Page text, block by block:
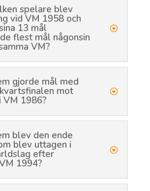
spelare blev
vid VM 1958 och
13 mål
flest mål någonsin
VM?
gjorde mål med
mot
VM 1986?
blev den ende
blev uttagen i
efter
1994?